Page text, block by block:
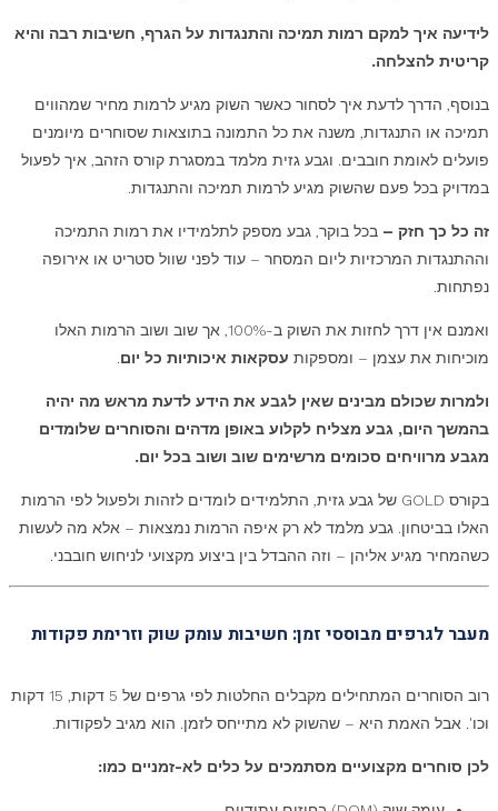
לידיעה איך למקם רמות תמיכה והתנגדות על הגרף, חשיבות רבה והיא
קריטית להצלחה.
בנוסף, הדרך לדעת איך לסחור כאשר השוק מגיע לרמות מחיר שמהווים
תמיכה או התנגדות, משנה את כל התמונה בתוצאות שסוחרים מיומנים
פועלים לאומת חובבים. וגבע גזית מלמד במסגרת קורס הזהב, איך לפעול
במדויק בכל פעם שהשוק מגיע לרמות תמיכה והתנגדות.
זה כל כך חזק – בכל בוקר, גבע מספק לתלמידיו את רמות התמיכה
וההתנגדות המרכזיות ליום המסחר – עוד לפני שוול סטריט או אירופה
נפתחות.
ואמנם אין דרך לחזות את השוק ב-100%, אך שוב ושוב הרמות האלו
מוכיחות את עצמן – ומספקות עסקאות איכותיות כל יום.
ולמרות שכולם מבינים שאין לגבע את הידע לדעת מראש מה יהיה
בהמשך היום, גבע מצליח לקלוע באופן מדהים והסוחרים שלומדים
מגבע מרוויחים סכומים מרשימים שוב ושוב בכל יום.
בקורס GOLD של גבע גזית, התלמידים לומדים לזהות ולפעול לפי הרמות
האלו בביטחון. גבע מלמד לא רק איפה הרמות נמצאות – אלא מה לעשות
כשהמחיר מגיע אליהן – וזה ההבדל בין ביצוע מקצועי לניחוש חובבני.
מעבר לגרפים מבוססי זמן: חשיבות עומק שוק וזרימת פקודות
רוב הסוחרים המתחילים מקבלים החלטות לפי גרפים של 5 דקות, 15 דקות
וכו'. אבל האמת היא – שהשוק לא מתייחס לזמן. הוא מגיב לפקודות.
לכן סוחרים מקצועיים מסתמכים על כלים לא-זמניים כמו: